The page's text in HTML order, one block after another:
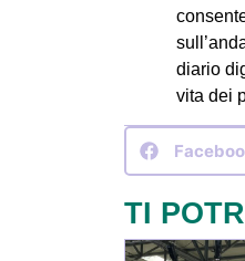
diario
vita dei
TI